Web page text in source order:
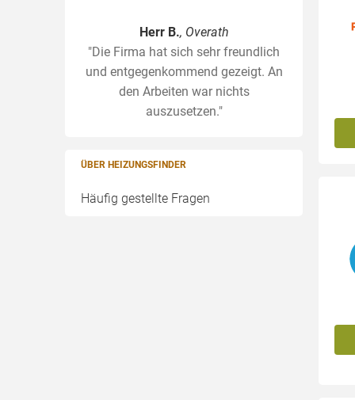
Herr B., Overath
"Die Firma hat sich sehr freundlich
und entgegenkommend gezeigt. An
den Arbeiten war nichts
auszusetzen."
ÜBER HEIZUNGSFINDER
Häufig gestellte Fragen